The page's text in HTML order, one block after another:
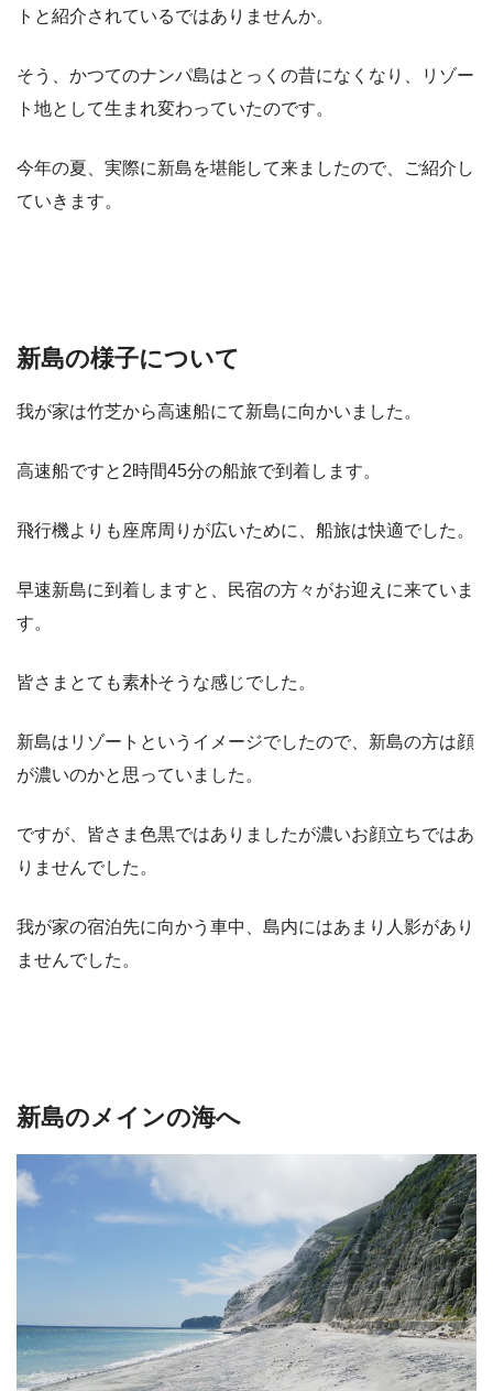
トと紹介されているではありませんか。
そう、かつてのナンパ島はとっくの昔になくなり、リゾー
ト地として生まれ変わっていたのです。
今年の夏、実際に新島を堪能して来ましたので、ご紹介し
ていきます。
新島の様子について
我が家は竹芝から高速船にて新島に向かいました。
高速船ですと2時間45分の船旅で到着します。
飛行機よりも座席周りが広いために、船旅は快適でした。
早速新島に到着しますと、民宿の方々がお迎えに来ていま
す。
皆さまとても素朴そうな感じでした。
新島はリゾートというイメージでしたので、新島の方は顔
が濃いのかと思っていました。
ですが、皆さま色黒ではありましたが濃いお顔立ちではあ
りませんでした。
我が家の宿泊先に向かう車中、島内にはあまり人影があり
ませんでした。
新島のメインの海へ